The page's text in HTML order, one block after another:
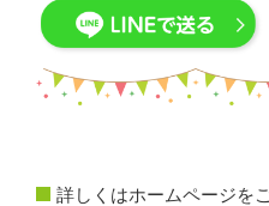
詳しくはホームページを